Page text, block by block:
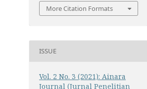
More Citation Formats
ISSUE
Vol. 2 No. 3 (2021): Ainara
Journal (Jurnal Penelitian